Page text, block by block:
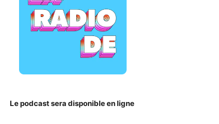
Le podcast sera disponible en ligne